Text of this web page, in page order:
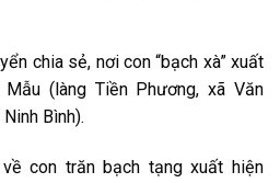
chia sẻ, nơi con “bạch xà” xuất
(làng Tiền Phương, xã Văn
Bình).
con trăn bạch tạng xuất hiện